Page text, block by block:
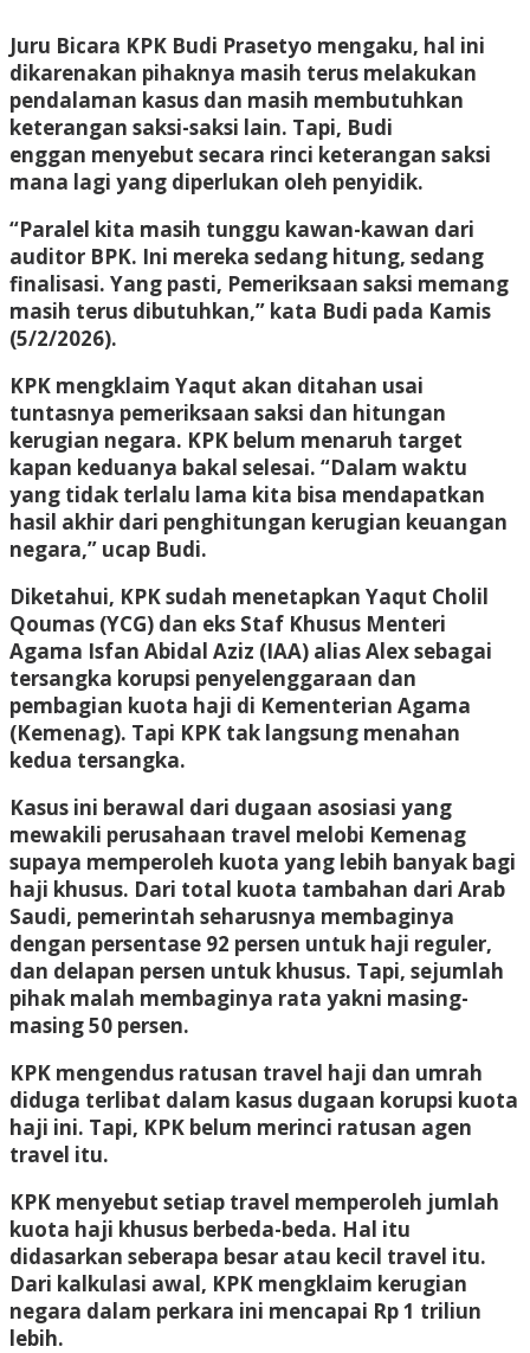
Juru Bicara KPK Budi Prasetyo mengaku, hal ini
dikarenakan pihaknya masih terus melakukan
pendalaman kasus dan masih membutuhkan
keterangan saksi-saksi lain. Tapi, Budi
enggan menyebut secara rinci keterangan saksi
mana lagi yang diperlukan oleh penyidik.
“Paralel kita masih tunggu kawan-kawan dari
auditor BPK. Ini mereka sedang hitung, sedang
finalisasi. Yang pasti, Pemeriksaan saksi memang
masih terus dibutuhkan,” kata Budi pada Kamis
(5/2/2026).
KPK mengklaim Yaqut akan ditahan usai
tuntasnya pemeriksaan saksi dan hitungan
kerugian negara. KPK belum menaruh target
kapan keduanya bakal selesai. “Dalam waktu
yang tidak terlalu lama kita bisa mendapatkan
hasil akhir dari penghitungan kerugian keuangan
negara,” ucap Budi.
Diketahui, KPK sudah menetapkan Yaqut Cholil
Qoumas (YCG) dan eks Staf Khusus Menteri
Agama Isfan Abidal Aziz (IAA) alias Alex sebagai
tersangka korupsi penyelenggaraan dan
pembagian kuota haji di Kementerian Agama
(Kemenag). Tapi KPK tak langsung menahan
kedua tersangka.
Kasus ini berawal dari dugaan asosiasi yang
mewakili perusahaan travel melobi Kemenag
supaya memperoleh kuota yang lebih banyak bagi
haji khusus. Dari total kuota tambahan dari Arab
Saudi, pemerintah seharusnya membaginya
dengan persentase 92 persen untuk haji reguler,
dan delapan persen untuk khusus. Tapi, sejumlah
pihak malah membaginya rata yakni masing-
masing 50 persen.
KPK mengendus ratusan travel haji dan umrah
diduga terlibat dalam kasus dugaan korupsi kuota
haji ini. Tapi, KPK belum merinci ratusan agen
travel itu.
KPK menyebut setiap travel memperoleh jumlah
kuota haji khusus berbeda-beda. Hal itu
didasarkan seberapa besar atau kecil travel itu.
Dari kalkulasi awal, KPK mengklaim kerugian
negara dalam perkara ini mencapai Rp 1 triliun
lebih.